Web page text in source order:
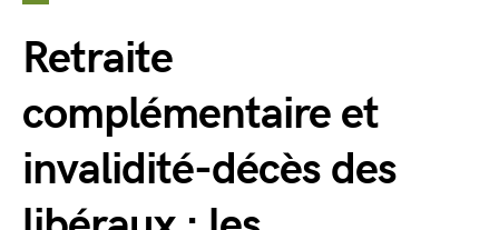
Retraite
complémentaire et
invalidité-décès des